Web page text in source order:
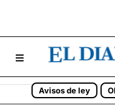
Avisos de ley